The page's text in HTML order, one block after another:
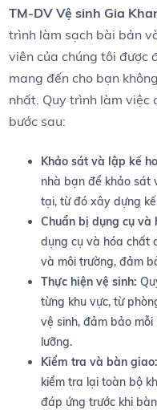
TM-DV Vệ sinh Gia
trình làm sạch bài bản
viên của chúng tôi‌ được
mang đến cho ‍bạn
nhất. Quy trình làm việc
bước sau:
Khảo sát và lập kế
nhà bạn⁢ để ⁤khảo sát
tại, từ đó xây dựng
Chuẩn‍ bị dụng cụ và⁣
dụng cụ và hóa chất
và môi trường, đảm
Thực hiện vệ sinh:
từng khu vực, từ
vệ‍ sinh, đảm bảo
lưỡng.
Kiểm tra và bàn‌ giao:
kiểm tra lại toàn bộ
đáp ứng trước ⁢khi‍